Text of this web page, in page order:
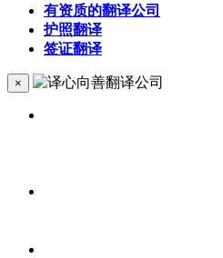
有资质的翻译公司
护照翻译
签证翻译
×